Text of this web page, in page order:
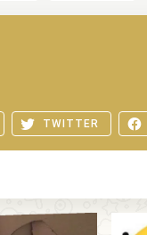
TWITTER